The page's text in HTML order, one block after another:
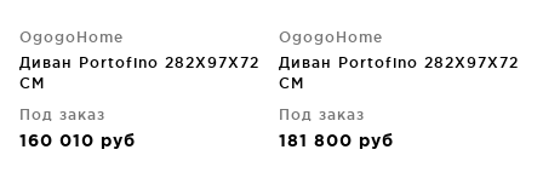
OgogoHome
Диван Portofino 282X97X72
CM
Под заказ
160 010 руб
OgogoHome
Диван Portofino 282X97X72
CM
Под заказ
181 800 руб